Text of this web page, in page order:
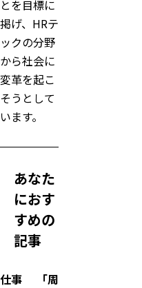
とを目標に
掲げ、HRテ
ックの分野
から社会に
変革を起こ
そうとして
います。
あなた
におす
すめの
記事
仕事
「周